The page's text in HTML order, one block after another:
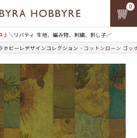
♪＼リバティ 生地、編み物、刺繍、刺し子／
0
ホビーレデザインコレクション コットンローン ゴッ